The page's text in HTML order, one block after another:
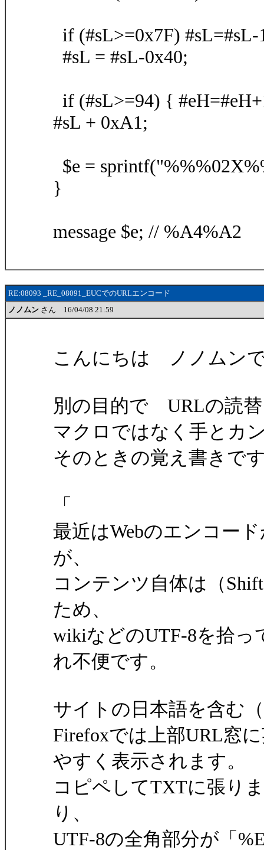
if (#sL>=0x7F) #sL=#sL-
#sL = #sL-0x40;
if (#sL>=94) {
#sL + 0xA1;
$e =
}
message $e; // %A4%A2
RE:08093 _RE_08091_EUCでのURLエンコード
ノノムン さん 16/04/08 21:59
こんにちは ノノムン
別の目的で URLの読
マクロではなく手とカ
そのときの覚え書きで
「
最近はWebのエンコー
が、
コンテンツ自体は（
ため、
wikiなどのUTF-8を拾っ
れ不便です。
サイトの日本語を含む
Firefoxでは上部URL窓
やすく表示されます。
コピペしてTXTに張り
り、
UTF-8の全角部分が「